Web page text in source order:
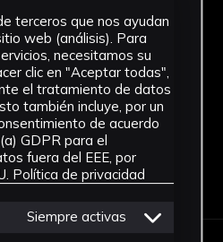
x 21 cm.
más
Ficha
terceros que nos ayudan
web (análisis). Para
necesitamos su
clic en "Aceptar todas",
el tratamiento de datos
también incluye, por un
de acuerdo
GDPR para el
fuera del EEE, por
Política de privacidad
Siempre activas